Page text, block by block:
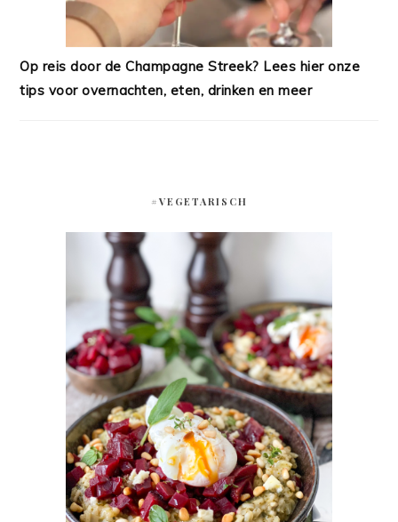
Op reis door de Champagne Streek? Lees hier onze
tips voor overnachten, eten, drinken en meer
#VEGETARISCH